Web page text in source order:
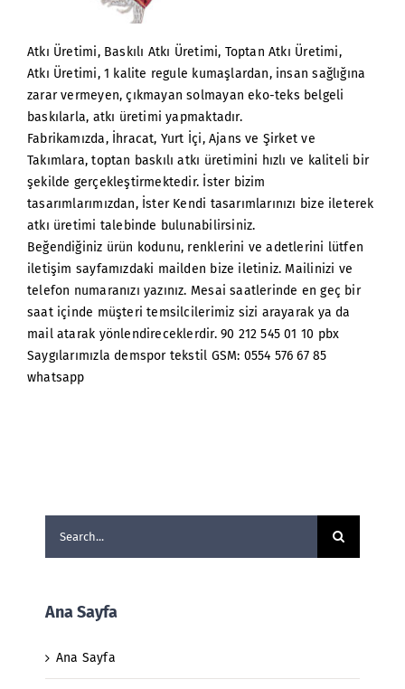
Atkı Üretimi, Baskılı Atkı Üretimi, Toptan Atkı Üretimi,
Atkı Üretimi, 1 kalite regule kumaşlardan, insan sağlığına
zarar vermeyen, çıkmayan solmayan eko-teks belgeli
baskılarla, atkı üretimi yapmaktadır.
Fabrikamızda, İhracat, Yurt İçi, Ajans ve Şirket ve
Takımlara, toptan baskılı atkı üretimini hızlı ve kaliteli bir
şekilde gerçekleştirmektedir. İster bizim
tasarımlarımızdan, İster Kendi tasarımlarınızı bize ileterek
atkı üretimi talebinde bulunabilirsiniz.
Beğendiğiniz ürün kodunu, renklerini ve adetlerini lütfen
iletişim sayfamızdaki mailden bize iletiniz. Mailinizi ve
telefon numaranızı yazınız. Mesai saatlerinde en geç bir
saat içinde müşteri temsilcilerimiz sizi arayarak ya da
mail atarak yönlendireceklerdir. 90 212 545 01 10 pbx
Saygılarımızla demspor tekstil GSM: 0554 576 67 85
whatsapp
Ana Sayfa
Ana Sayfa